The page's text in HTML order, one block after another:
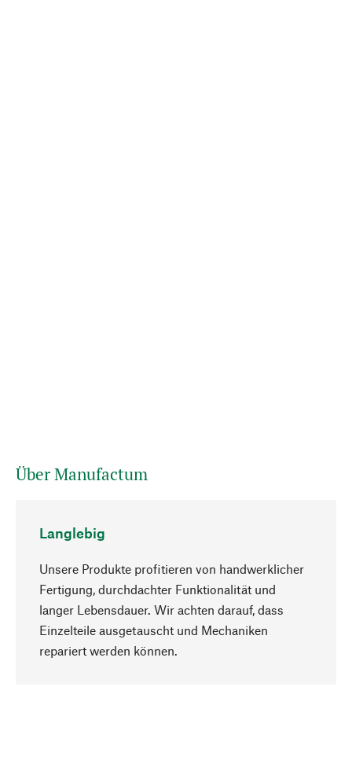
Über Manufactum
Langlebig
Unsere Produkte profitieren von handwerklicher
Fertigung, durchdachter Funktionalität und
langer Lebensdauer. Wir achten darauf, dass
Einzelteile ausgetauscht und Mechaniken
repariert werden können.